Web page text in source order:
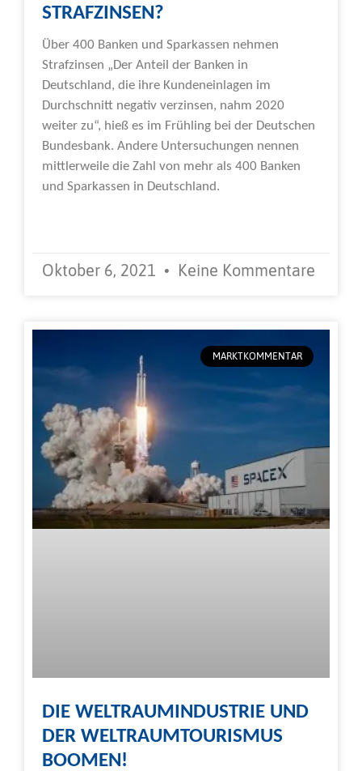
STRAFZINSEN?
Über 400 Banken und Sparkassen nehmen
Strafzinsen „Der Anteil der Banken in
Deutschland, die ihre Kundeneinlagen im
Durchschnitt negativ verzinsen, nahm 2020
weiter zu“, hieß es im Frühling bei der Deutschen
Bundesbank. Andere Untersuchungen nennen
mittlerweile die Zahl von mehr als 400 Banken
und Sparkassen in Deutschland.
Oktober 6, 2021 Keine Kommentare
MARKTKOMMENTAR
DIE WELTRAUMINDUSTRIE UND
DER WELTRAUMTOURISMUS
BOOMEN!